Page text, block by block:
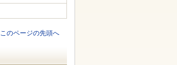
このページの先頭へ